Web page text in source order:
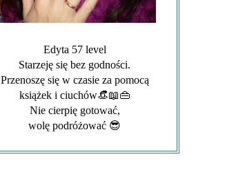
Edyta 57 level
Starzeję się bez godności.
Przenoszę się w czasie za pomocą
książek i ciuchów👒📖👜
Nie cierpię gotować,
wolę podróżować 😎